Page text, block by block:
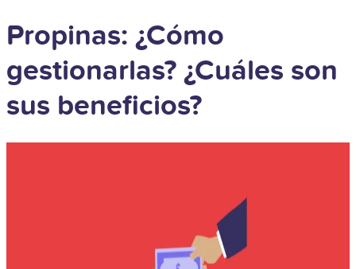
Propinas: ¿Cómo
gestionarlas? ¿Cuáles son
sus beneficios?